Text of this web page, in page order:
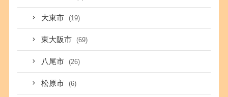
大東市 (19)
東大阪市 (69)
八尾市 (26)
松原市 (6)